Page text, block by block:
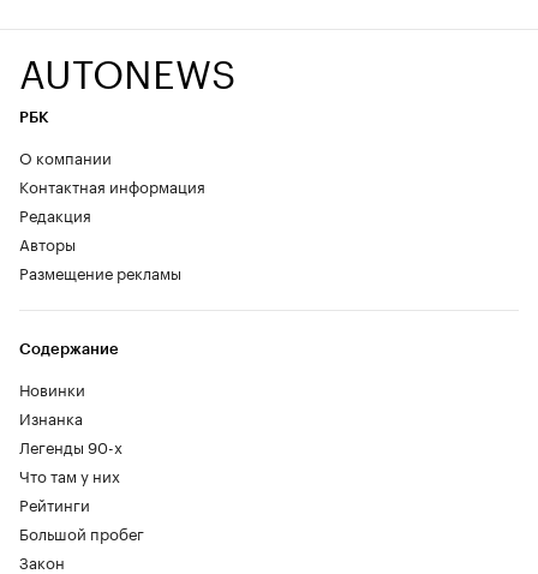
AUTONEWS
РБК
О компании
Контактная информация
Редакция
Авторы
Размещение рекламы
Содержание
Новинки
Изнанка
Легенды 90-х
Что там у них
Рейтинги
Большой пробег
Закон